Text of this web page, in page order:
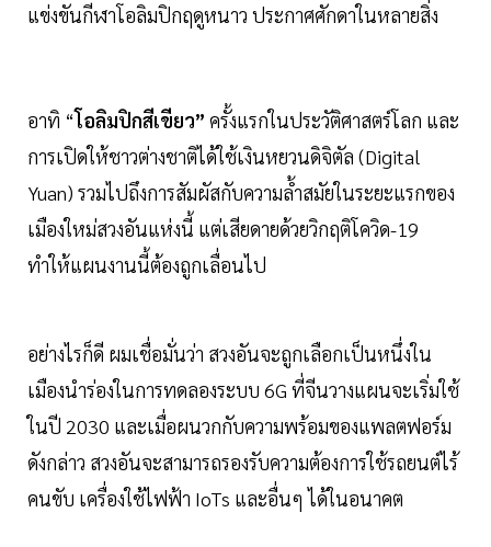
แข่งขันกีฬาโอลิมปิกฤดูหนาว ประกาศศักดาในหลายสิ่ง
อาทิ “โอลิมปิกสีเขียว” ครั้งแรกในประวัติศาสตร์โลก และ
การเปิดให้ชาวต่างชาติได้ใช้เงินหยวนดิจิตัล (Digital
Yuan) รวมไปถึงการสัมผัสกับความล้ำสมัยในระยะแรกของ
เมืองใหม่สวงอันแห่งนี้ แต่เสียดายด้วยวิกฤติโควิด-19
ทำให้แผนงานนี้ต้องถูกเลื่อนไป
อย่างไรก็ดี ผมเชื่อมั่นว่า สวงอันจะถูกเลือกเป็นหนึ่งใน
เมืองนำร่องในการทดลองระบบ 6G ที่จีนวางแผนจะเริ่มใช้
ในปี 2030 และเมื่อผนวกกับความพร้อมของแพลตฟอร์ม
ดังกล่าว สวงอันจะสามารถรองรับความต้องการใช้รถยนต์ไร้
คนขับ เครื่องใช้ไฟฟ้า IoTs และอื่นๆ ได้ในอนาคต